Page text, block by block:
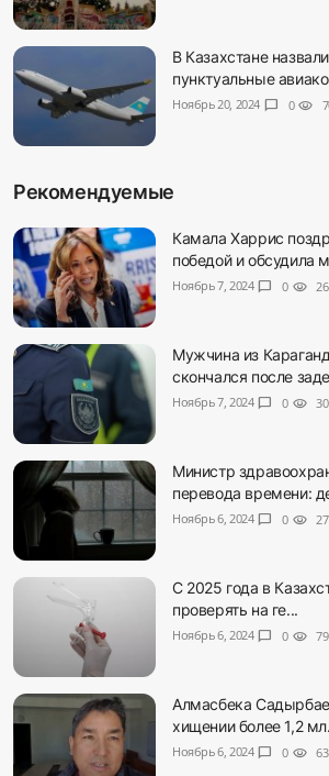
В Казахстане
пунктуальные
Ноябрь 20, 2024 chat_bubble 0 visibility
Рекомендуемые
Камала Харрис
победой и обсудила
Ноябрь 7, 2024 chat_bubble 0 visibility 26
Мужчина из
скончался после
Ноябрь 7, 2024 chat_bubble 0 visibility 30
Министр
перевода времени:
Ноябрь 6, 2024 chat_bubble 0 visibility 27
С 2025 года в
проверять на ге...
Ноябрь 6, 2024 chat_bubble 0 visibility 79
Алмасбека
хищении более 1,2
Ноябрь 6, 2024 chat_bubble 0 visibility 63